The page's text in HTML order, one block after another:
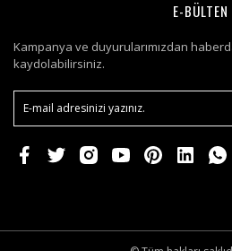
E-BÜLTEN
Kampanya ve duyurularımızdan
kaydolabilirsiniz.